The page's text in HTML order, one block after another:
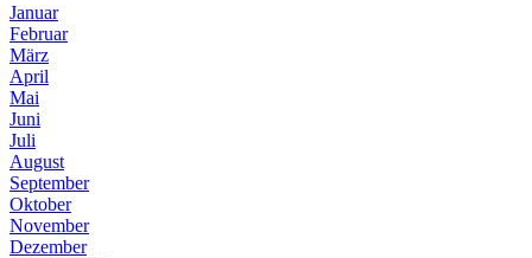
Januar
Februar
März
April
Mai
Juni
Juli
August
September
Oktober
November
Dezember